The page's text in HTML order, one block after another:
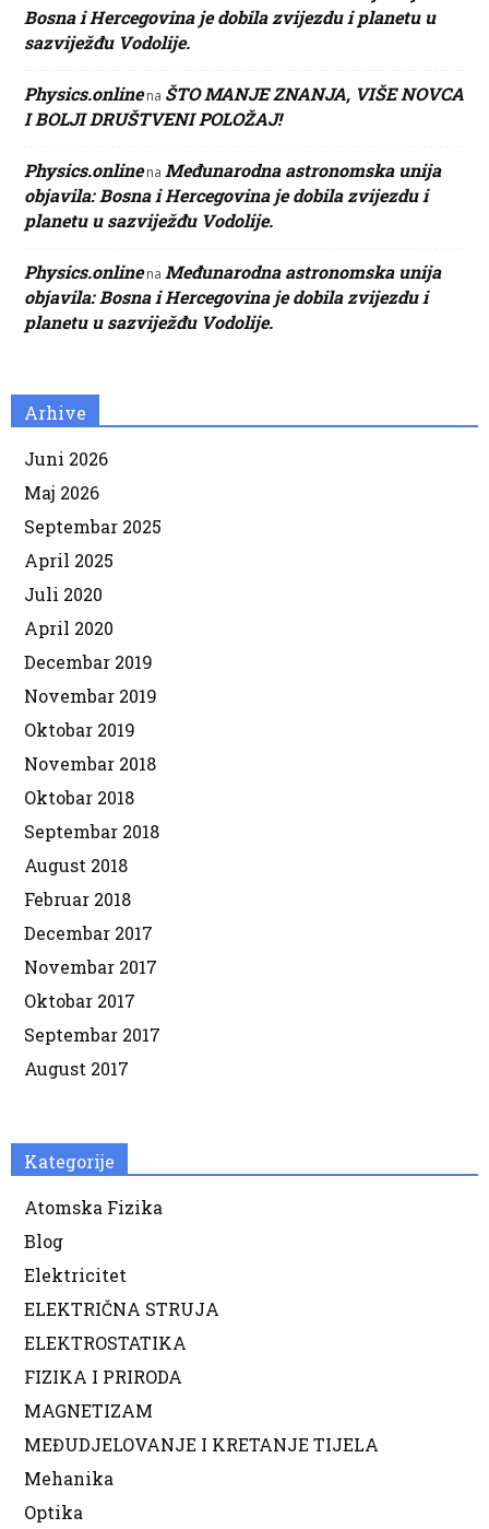
Bosna i Hercegovina je dobila zvijezdu i planetu u
sazviježđu Vodolije.
Physics.onlinena ŠTO MANJE ZNANJA, VIŠE NOVCA
I BOLJI DRUŠTVENI POLOŽAJ!
Physics.onlinena Međunarodna astronomska unija
objavila: Bosna i Hercegovina je dobila zvijezdu i
planetu u sazviježđu Vodolije.
Physics.onlinena Međunarodna astronomska unija
objavila: Bosna i Hercegovina je dobila zvijezdu i
planetu u sazviježđu Vodolije.
Arhive
Juni 2026
Maj 2026
Septembar 2025
April 2025
Juli 2020
April 2020
Decembar 2019
Novembar 2019
Oktobar 2019
Novembar 2018
Oktobar 2018
Septembar 2018
August 2018
Februar 2018
Decembar 2017
Novembar 2017
Oktobar 2017
Septembar 2017
August 2017
Kategorije
Atomska Fizika
Blog
Elektricitet
ELEKTRIČNA STRUJA
ELEKTROSTATIKA
FIZIKA I PRIRODA
MAGNETIZAM
MEĐUDJELOVANJE I KRETANJE TIJELA
Mehanika
Optika